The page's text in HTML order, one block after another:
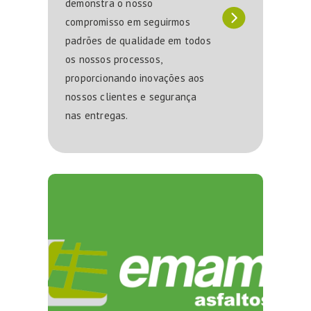
demonstra o nosso
compromisso em seguirmos
padrões de qualidade em todos
os nossos processos,
proporcionando inovações aos
nossos clientes e segurança
nas entregas.